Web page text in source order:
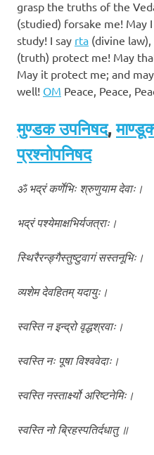
grasp the truths of the
(studied) forsake me! May
study! I say rta (divine
(truth) protect me! May
May it protect me; and
well! OM Peace, Peace,
मुण्डक उपनिषद,
प्रश्नोपनिषद
ॐ भद्रं कर्णेभिः श्रुणुयाम देवाः।
भद्रं पश्येमाक्षभिर्यजत्राः।
स्थिरैरन्ङ्गैस्तुष्टुवागं सस्तनूभिः।
व्यशेम देवहितम् यदायुः।
स्वस्ति न इन्द्रो वृद्धश्रवाः।
स्वस्ति नः पूषा विश्ववेदाः।
स्वस्ति नस्तार्क्ष्यो अरिष्टनेमिः।
स्वस्ति नो ब्रिहस्पतिर्दधातु ॥